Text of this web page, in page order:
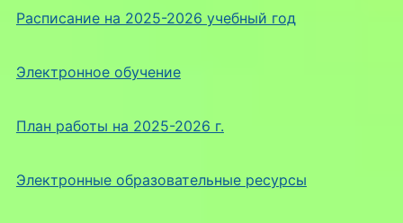
Расписание на 2025-2026 учебный год
Электронное обучение
План работы на 2025-2026 г.
Электронные образовательные ресурсы